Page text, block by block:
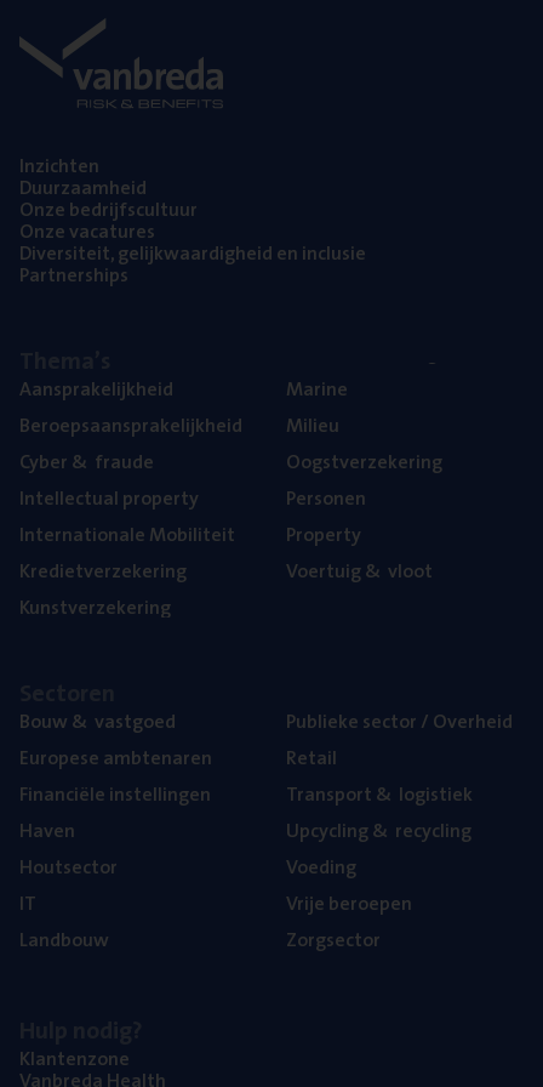
Inzich­ten
Duur­zaam­heid
Onze bedrijfs­cul­tuur
Onze vaca­tu­res
Diver­si­teit, gelijk­waar­dig­heid en inclusie
Part­ner­ships
Aan­spra­ke­lijk­heid
Beroeps­aan­spra­ke­lijk­heid
Cyber& fraude
Intel­lec­tu­al property
Inter­na­ti­o­na­le Mobiliteit
Kre­diet­ver­ze­ke­ring
Kunst­ver­ze­ke­ring
Mari­ne
Mili­eu
Oogst­ver­ze­ke­ring
Per­so­nen
Pro­per­ty
Voer­tuig& vloot
Bouw& vastgoed
Euro­pe­se ambtenaren
Finan­ci­ë­le instellingen
Haven
Hout­sec­tor
IT
Land­bouw
Publie­ke sec­tor / Overheid
Retail
Trans­port& logistiek
Upcy­cling& recycling
Voe­ding
Vrije beroe­pen
Zorg­sec­tor
Klan­ten­zo­ne
Van­b­re­da Health